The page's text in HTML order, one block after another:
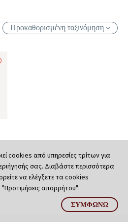
Προκαθορισμένη ταξινόμηση
cookies από υπηρεσίες τρίτων για
σας. Διαβάστε περισσότερα
να ελέγξετε τα cookies
απορρήτου".
ΣΥΜΦΩΝΏ